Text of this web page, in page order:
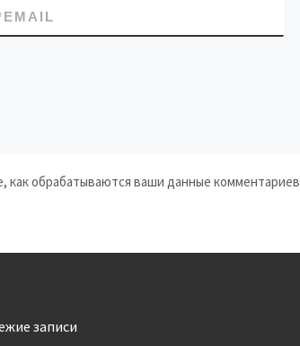
EMAIL
как обрабатываются ваши данные комментариев
записи